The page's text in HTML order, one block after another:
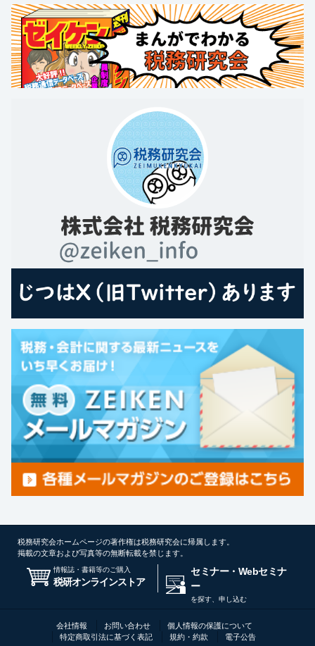
税務研究会ホームページの著作権は税務研究会に帰属します。
掲載の文章および写真等の無断転載を禁じます。
情報誌・書籍等のご購入
税研オンラインストア
セミナー・Webセミナ
ー
を探す、申し込む
会社情報 お問い合わせ
個人情報の保護について
特定商取引法に基づく表記
規約・約款 電子公告